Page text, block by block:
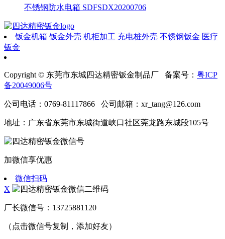
不锈钢防水电箱 SDFSDX20200706
钣金机箱 钣金外壳 机柜加工 充电桩外壳 不锈钢钣金 医疗
钣金
Copyright © 东莞市东城四达精密钣金制品厂 备案号： 粤ICP
备20049006号
公司电话：0769-81117866 公司邮箱：xr_tang@126.com
地址：广东省东莞市东城街道峡口社区莞龙路东城段105号
加微信享优惠
微信扫码
X
厂长微信号： 13725881120
（点击微信号复制，添加好友）